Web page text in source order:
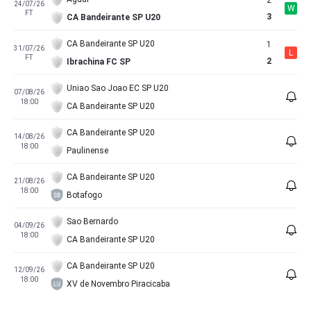
24/07/26
FT
CA Bandeirante SP U20
3
W
31/07/26
FT
CA Bandeirante SP U20
Ibrachina FC SP
1
2
L
07/08/26
18:00
Uniao Sao Joao EC SP U20
CA Bandeirante SP U20
14/08/26
18:00
CA Bandeirante SP U20
Paulinense
21/08/26
18:00
CA Bandeirante SP U20
Botafogo
04/09/26
18:00
Sao Bernardo
CA Bandeirante SP U20
12/09/26
18:00
CA Bandeirante SP U20
XV de Novembro Piracicaba